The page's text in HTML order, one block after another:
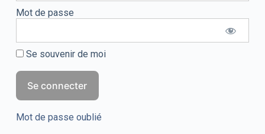
Mot de passe
Se souvenir de moi
Mot de passe oublié